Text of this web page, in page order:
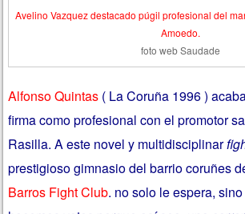
Avelino Vazquez destacado púgil profesional del
Amoedo.
foto web Saudade
Alfonso Quintas ( La Coruña 1996 )
firma como profesional con el promotor
Rasilla. A este novel y multidisciplinar
prestigioso gimnasio del barrio coruñes
Barros Fight Club. no solo le espera,